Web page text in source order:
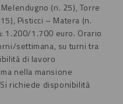
(n. 25), Torre
Pisticci – Matera (n.
1.200/1.700 euro. Orario
settimana, su turni tra
di lavoro
nella mansione
richiede disponibilità